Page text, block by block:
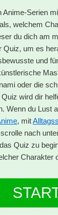
Anime-Serien
welchem
du dich am
Quiz, um es
und
oder die
wird dir
Wenn du Lust
, mit
nach
Quiz zu
Charakter